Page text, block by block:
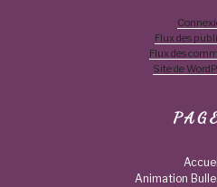
Flux des
Flux des
Site de
Accueil
Animation